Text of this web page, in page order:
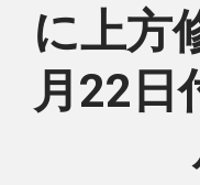
に上方
月22日